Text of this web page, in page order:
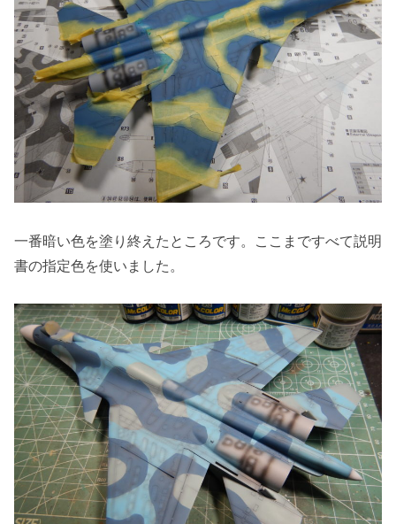
一番暗い色を塗り終えたところです。ここまですべて説明
書の指定色を使いました。